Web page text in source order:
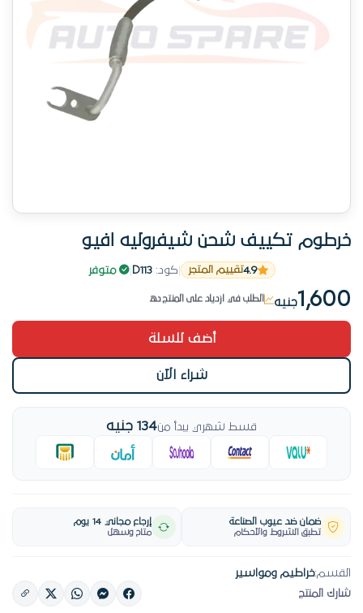
خرطوم تكييف شحن شيفروليه افيو
4.9تقييم المتجر كود:D113
| متوفر
1,600جنيه
منتج موثوق من أوتو سبير
الطلب في ازدياد على المنتج ده
أضف للسلة
شراء الآن
قسط شهري يبدأ من134 جنيه
ضمان ضد عيوب الصناعة
تطبق الشروط والأحكام
إرجاع مجاني 14 يوم
متاح وسهل
القسم:خراطيم ومواسير
شارك المنتج